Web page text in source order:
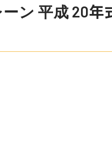
ン 平成 20年